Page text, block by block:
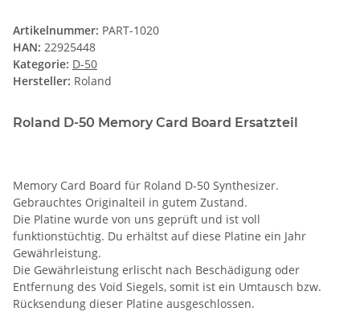
Artikelnummer: PART-1020
HAN: 22925448
Kategorie: D-50
Hersteller: Roland
Roland D-50 Memory Card Board Ersatzteil
Memory Card Board für Roland D-50 Synthesizer.
Gebrauchtes Originalteil in gutem Zustand.
Die Platine wurde von uns geprüft und ist voll
funktionstüchtig. Du erhältst auf diese Platine ein Jahr
Gewährleistung.
Die Gewährleistung erlischt nach Beschädigung oder
Entfernung des Void Siegels, somit ist ein Umtausch bzw.
Rücksendung dieser Platine ausgeschlossen.